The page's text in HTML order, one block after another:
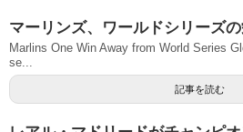
マーリンズ、ワールドシリーズ
Marlins One Win Away from World Series
se...
記事を読む